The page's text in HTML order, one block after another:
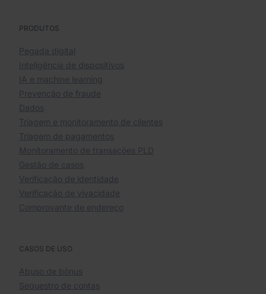
PRODUTOS
Pegada digital
Inteligência de dispositivos
IA e machine learning
Prevenção de fraude
Dados
Triagem e monitoramento de clientes
Triagem de pagamentos
Monitoramento de transações PLD
Gestão de casos
Verificação de identidade
Verificação de vivacidade
Comprovante de endereço
CASOS DE USO
Abuso de bônus
Sequestro de contas